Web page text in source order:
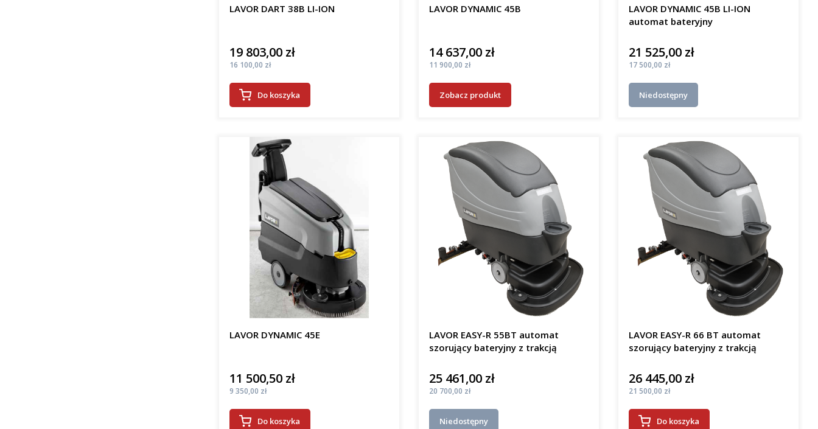
LAVOR DART 38B LI-ION
Cena
19 803,00 zł
Cena
16 100,00 zł
Do koszyka
LAVOR DYNAMIC 45B
Cena
14 637,00 zł
Cena
11 900,00 zł
Zobacz produkt
LAVOR DYNAMIC 45B LI-ION
automat bateryjny
Cena
21 525,00 zł
Cena
17 500,00 zł
Niedostępny
LAVOR DYNAMIC 45E
Cena
11 500,50 zł
Cena
9 350,00 zł
Do koszyka
LAVOR EASY-R 55BT automat
szorujący bateryjny z trakcją
Cena
25 461,00 zł
Cena
20 700,00 zł
Niedostępny
LAVOR EASY-R 66 BT automat
szorujący bateryjny z trakcją
Cena
26 445,00 zł
Cena
21 500,00 zł
Do koszyka